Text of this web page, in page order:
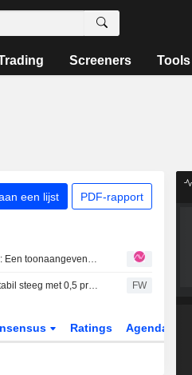
Screeners Tools
een lijst PDF-rapport
Assa Abloy: Een toonaangevende 'compounder' in toegangsoplossingen
Lancelot Stabil steeg met 0,5 procent in juli - Epiroc opgenomen in de portefeuille FW
Ratings Agenda